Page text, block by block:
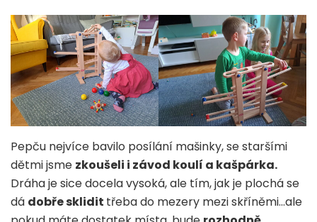
Pepču nejvíce bavilo posílání mašinky, se staršími
dětmi jsme zkoušeli i závod koulí a kašpárka.
Dráha je sice docela vysoká, ale tím, jak je plochá se
dá dobře sklidit třeba do mezery mezi skříněmi…ale